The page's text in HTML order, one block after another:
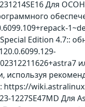
Для
Edition 4.7::
используя
https://
1227SE47MD Для